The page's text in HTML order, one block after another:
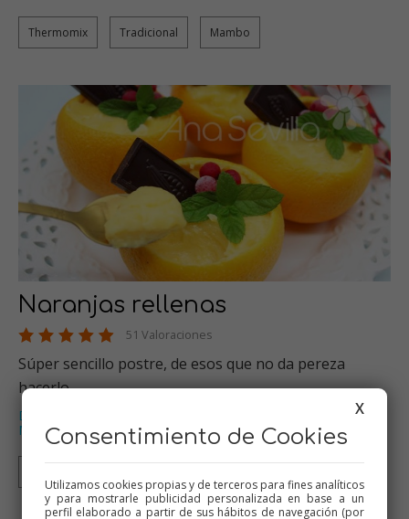
Thermomix Tradicional Mambo
Naranjas rellenas
51 Valoraciones
Súper sencillo postre, de esos que no da pereza
hacerlo.…
Dulces varios
Menús de Navidad…
X
Consentimiento de Cookies
Utilizamos cookies propias y de terceros para fines analíticos
y para mostrarle publicidad personalizada en base a un
perfil elaborado a partir de sus hábitos de navegación (por